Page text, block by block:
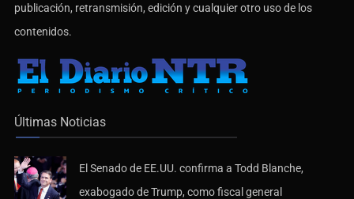
publicación, retransmisión, edición y cualquier otro uso de los
contenidos.
Últimas Noticias
El Senado de EE.UU. confirma a Todd Blanche,
exabogado de Trump, como fiscal general